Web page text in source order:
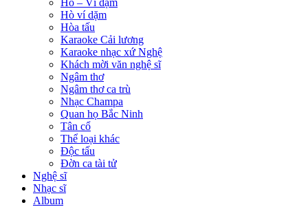
Hò – Ví dặm
Hò ví dặm
Hòa tấu
Karaoke Cải lương
Karaoke nhạc xứ Nghệ
Khách mời văn nghệ sĩ
Ngâm thơ
Ngâm thơ ca trù
Nhạc Champa
Quan họ Bắc Ninh
Tân cổ
Thể loại khác
Độc tấu
Đờn ca tài tử
Nghệ sĩ
Nhạc sĩ
Album